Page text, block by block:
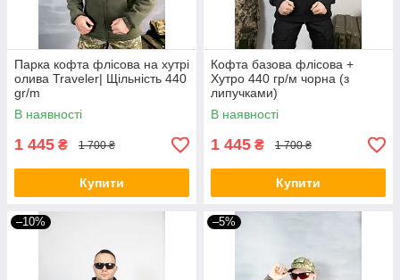
Парка кофта флісова на хутрі
олива Traveler| Щільність 440
gr/m
В наявності
1 445 ₴ 1 700 ₴
Купити
Кофта базова флісова +
Хутро 440 гр/м чорна (з
липучками)
В наявності
1 445 ₴ 1 700 ₴
Купити
–10% –5%